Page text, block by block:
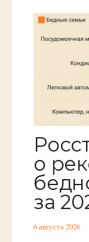
о
за
6 августа 2026